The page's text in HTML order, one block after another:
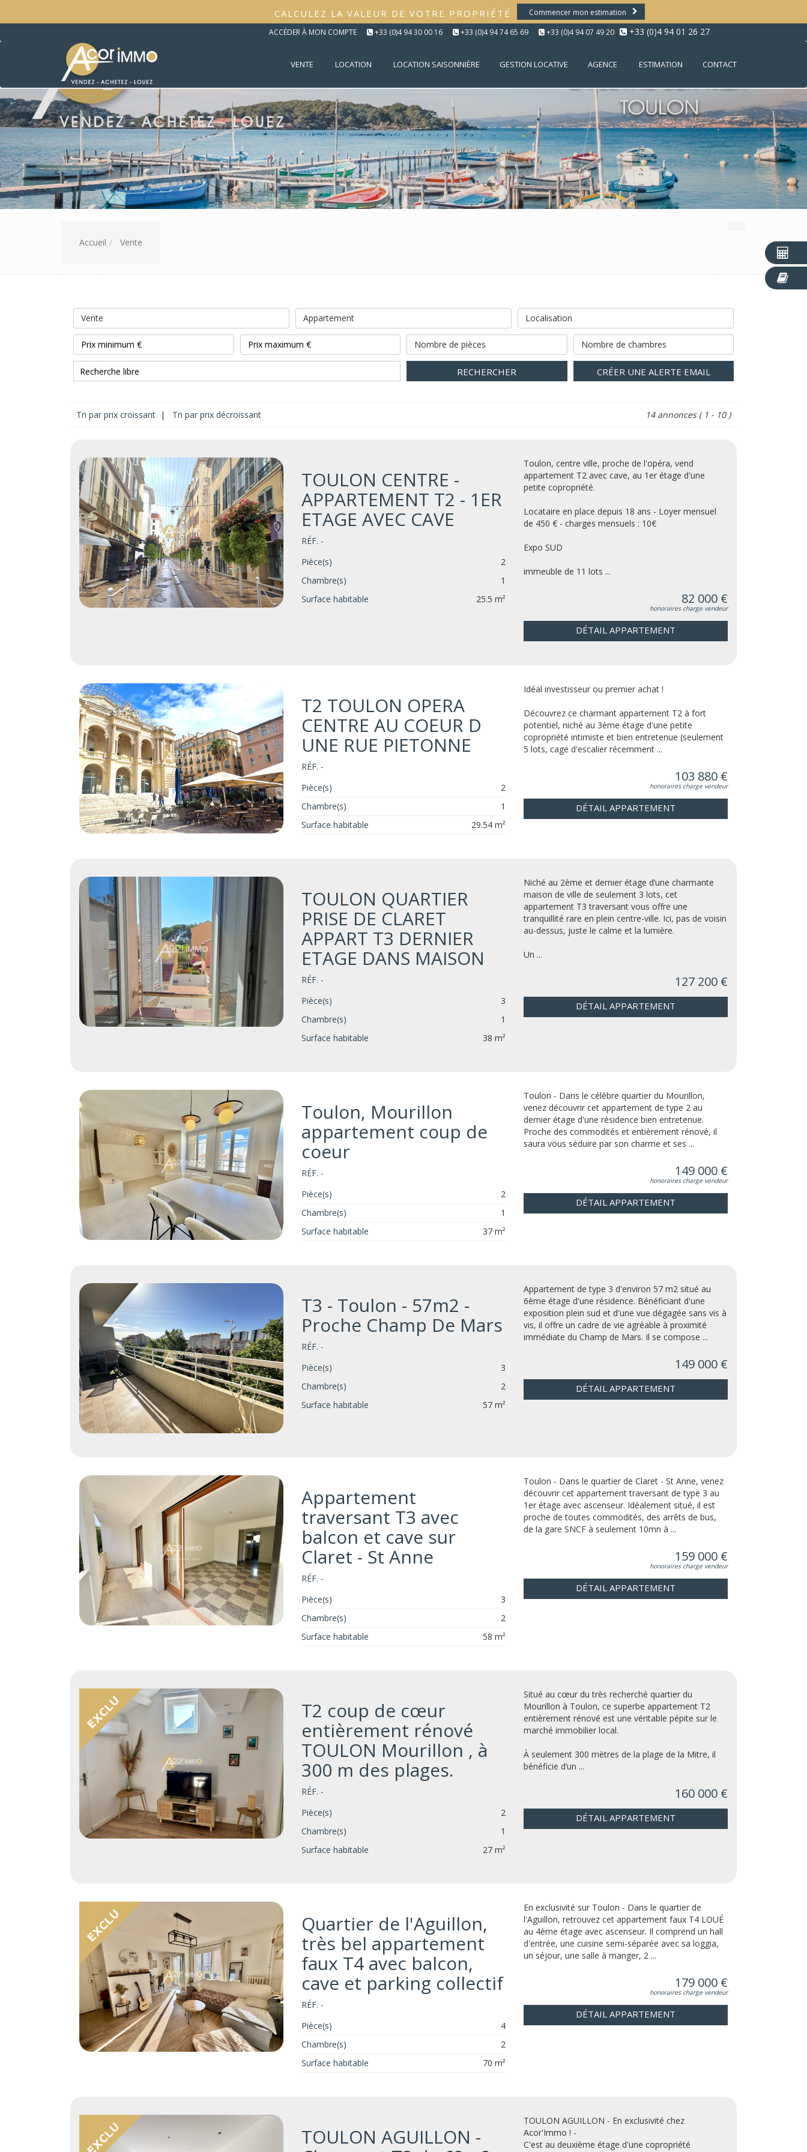
CALCULEZ LA VALEUR DE VOTRE PROPRIÉTÉ
Commencer mon estimation
ACCÉDER À MON COMPTE
+33 (0)4 94 30 00 16 +33 (0)4 94 74 65 69 +33 (0)4 94 07 49 20 +33 (0)4 94 01 26 27
VENTE LOCATION LOCATION SAISONNIÈRE GESTION LOCATIVE AGENCE ESTIMATION CONTACT
Accueil Vente
Vente Appartement Localisation
Nombre de pièces Nombre de chambres
RECHERCHER CRÉER UNE ALERTE EMAIL
Tri par prix croissant | Tri par prix décroissant 14 annonces ( 1 - 10 )
TOULON CENTRE -
APPARTEMENT T2 - 1ER
ETAGE AVEC CAVE
RÉF. -
Pièce(s)
2
Chambre(s)
1
Surface habitable
25.5 m²
Toulon, centre ville, proche de l'opéra, vend
appartement T2 avec cave, au 1er étage d'une
petite copropriété.
Locataire en place depuis 18 ans - Loyer mensuel
de 450 € - charges mensuels : 10€
Expo SUD
immeuble de 11 lots ...
82 000 €
honoraires charge vendeur
DÉTAIL APPARTEMENT
T2 TOULON OPERA
CENTRE AU COEUR D
UNE RUE PIETONNE
RÉF. -
Pièce(s)
2
Chambre(s)
1
Surface habitable
29.54 m²
Idéal investisseur ou premier achat !
Découvrez ce charmant appartement T2 à fort
potentiel, niché au 3ème étage d'une petite
copropriété intimiste et bien entretenue (seulement
5 lots, cage d'escalier récemment ...
103 880 €
honoraires charge vendeur
DÉTAIL APPARTEMENT
TOULON QUARTIER
PRISE DE CLARET
APPART T3 DERNIER
ETAGE DANS MAISON
RÉF. -
Pièce(s)
3
Chambre(s)
1
Surface habitable
38 m²
Niché au 2ème et dernier étage d’une charmante
maison de ville de seulement 3 lots, cet
appartement T3 traversant vous offre une
tranquillité rare en plein centre-ville. Ici, pas de voisin
au-dessus, juste le calme et la lumière.
Un ...
127 200 €
DÉTAIL APPARTEMENT
Toulon, Mourillon
appartement coup de
coeur
RÉF. -
Pièce(s)
2
Chambre(s)
1
Surface habitable
37 m²
Toulon - Dans le célèbre quartier du Mourillon,
venez découvrir cet appartement de type 2 au
dernier étage d'une résidence bien entretenue.
Proche des commodités et entièrement rénové, il
saura vous séduire par son charme et ses ...
149 000 €
honoraires charge vendeur
DÉTAIL APPARTEMENT
T3 - Toulon - 57m2 -
Proche Champ De Mars
RÉF. -
Pièce(s)
3
Chambre(s)
2
Surface habitable
57 m²
Appartement de type 3 d'environ 57 m2 situé au
6ème étage d'une résidence. Bénéficiant d'une
exposition plein sud et d'une vue dégagée sans vis à
vis, il offre un cadre de vie agréable à proximité
immédiate du Champ de Mars. Il se compose ...
149 000 €
DÉTAIL APPARTEMENT
Appartement
traversant T3 avec
balcon et cave sur
Claret - St Anne
RÉF. -
Pièce(s)
3
Chambre(s)
2
Surface habitable
58 m²
Toulon - Dans le quartier de Claret - St Anne, venez
découvrir cet appartement traversant de type 3 au
1er étage avec ascenseur. Idéalement situé, il est
proche de toutes commodités, des arrêts de bus,
de la gare SNCF à seulement 10mn à ...
159 000 €
honoraires charge vendeur
DÉTAIL APPARTEMENT
T2 coup de cœur
entièrement rénové
TOULON Mourillon , à
300 m des plages.
RÉF. -
Pièce(s)
2
Chambre(s)
1
Surface habitable
27 m²
Situé au cœur du très recherché quartier du
Mourillon à Toulon, ce superbe appartement T2
entièrement rénové est une véritable pépite sur le
marché immobilier local.
À seulement 300 mètres de la plage de la Mitre, il
bénéficie d’un ...
160 000 €
DÉTAIL APPARTEMENT
Quartier de l'Aguillon,
très bel appartement
faux T4 avec balcon,
cave et parking collectif
RÉF. -
Pièce(s)
4
Chambre(s)
2
Surface habitable
70 m²
En exclusivité sur Toulon - Dans le quartier de
l'Aguillon, retrouvez cet appartement faux T4 LOUÉ
au 4ème étage avec ascenseur. Il comprend un hall
d'entrée, une cuisine semi-séparée avec sa loggia,
un séjour, une salle à manger, 2 ...
179 000 €
honoraires charge vendeur
DÉTAIL APPARTEMENT
TOULON AGUILLON -
TOULON AGUILLON - En exclusivité chez
Acor'Immo ! -
C'est au deuxième étage d'une copropriété